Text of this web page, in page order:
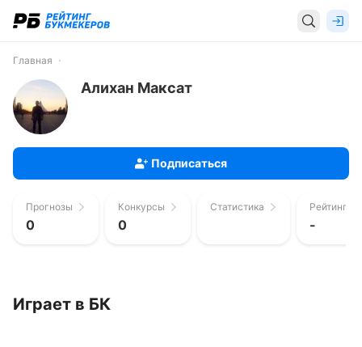
Главная
Алихан Максат
Подписаться
Прогнозы
0
Конкурсы
0
Статистика Рейтинг
-
Играет в БК